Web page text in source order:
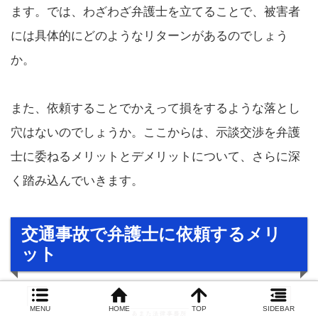
ます。では、わざわざ弁護士を立てることで、被害者
には具体的にどのようなリターンがあるのでしょう
か。
また、依頼することでかえって損をするような落とし
穴はないのでしょうか。ここからは、示談交渉を弁護
士に委ねるメリットとデメリットについて、さらに深
く踏み込んでいきます。
交通事故で弁護士に依頼するメリ
ット
MENU HOME TOP SIDEBAR